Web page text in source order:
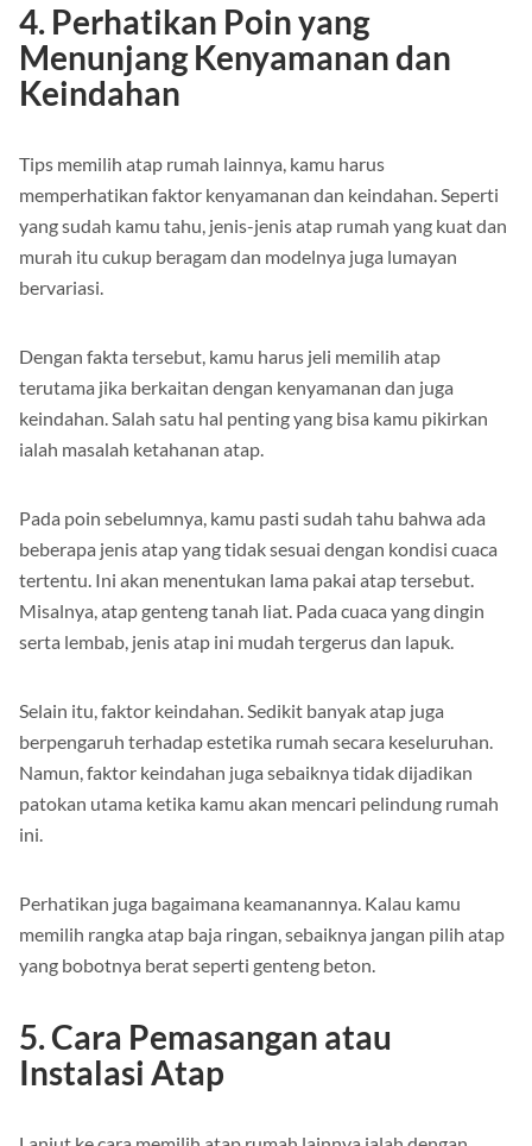
4. Perhatikan Poin yang
Menunjang Kenyamanan dan
Keindahan
Tips memilih atap rumah lainnya, kamu harus
memperhatikan faktor kenyamanan dan keindahan. Seperti
yang sudah kamu tahu, jenis-jenis atap rumah yang kuat dan
murah itu cukup beragam dan modelnya juga lumayan
bervariasi.
Dengan fakta tersebut, kamu harus jeli memilih atap
terutama jika berkaitan dengan kenyamanan dan juga
keindahan. Salah satu hal penting yang bisa kamu pikirkan
ialah masalah ketahanan atap.
Pada poin sebelumnya, kamu pasti sudah tahu bahwa ada
beberapa jenis atap yang tidak sesuai dengan kondisi cuaca
tertentu. Ini akan menentukan lama pakai atap tersebut.
Misalnya, atap genteng tanah liat. Pada cuaca yang dingin
serta lembab, jenis atap ini mudah tergerus dan lapuk.
Selain itu, faktor keindahan. Sedikit banyak atap juga
berpengaruh terhadap estetika rumah secara keseluruhan.
Namun, faktor keindahan juga sebaiknya tidak dijadikan
patokan utama ketika kamu akan mencari pelindung rumah
ini.
Perhatikan juga bagaimana keamanannya. Kalau kamu
memilih rangka atap baja ringan, sebaiknya jangan pilih atap
yang bobotnya berat seperti genteng beton.
5. Cara Pemasangan atau
Instalasi Atap